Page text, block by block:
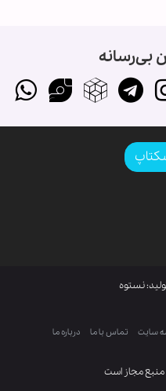
بی‌رسانه
مجاز است
نستوه
سایت تماس با ما درباره ما